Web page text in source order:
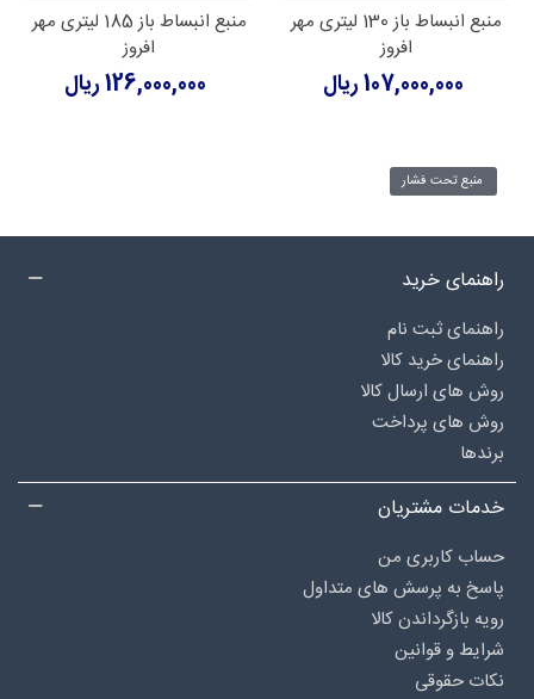
منبع انبساط باز 130 لیتری مهر
افروز
107,000,000 ریال
منبع انبساط باز 185 لیتری مهر
افروز
126,000,000 ریال
منبع تحت فشار
راهنمای خرید
راهنمای ثبت نام
راهنمای خرید کالا
روش های ارسال کالا
روش های پرداخت
برندها
خدمات مشتریان
حساب کاربری من
پاسخ به پرسش های متداول
رویه بازگرداندن کالا
شرایط و قوانین
نکات حقوقی